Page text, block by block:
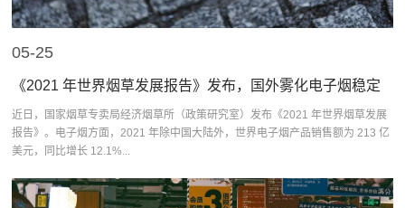
05-25
《2021 年世界烟草发展报告》发布，国外雾化电子烟稳定
增长
近日，国家烟草专卖局经济烟草所（政策研究室）发布《2021 年世界烟草发展
报告》。电子烟方面，2021 年除中国大陆外，世界电子烟产品销售额为 213 亿
美元，同比增长 12.1%...